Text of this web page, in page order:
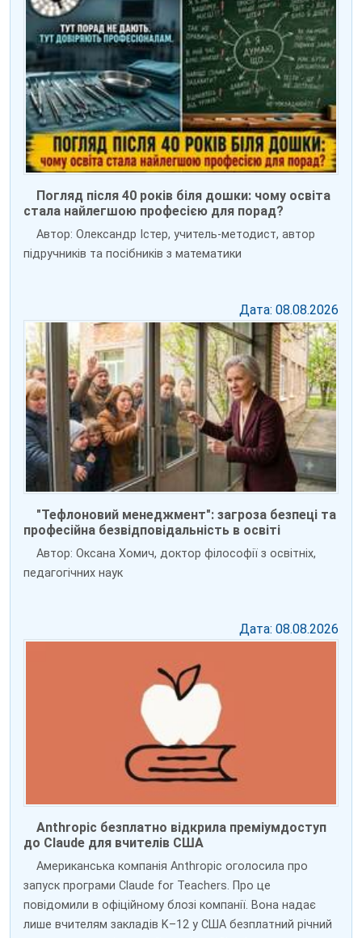
Погляд після 40 років біля дошки: чому освіта
стала найлегшою професією для порад?
Автор: Олександр Істер, учитель-методист, автор
підручників та посібників з математики
Дата: 08.08.2026
"Тефлоновий менеджмент": загроза безпеці та
професійна безвідповідальність в освіті
Автор: Оксана Хомич, доктор філософії з освітніх,
педагогічних наук
Дата: 08.08.2026
Anthropic безплатно відкрила преміумдоступ
до Claude для вчителів США
Американська компанія Anthropic оголосила про
запуск програми Claude for Teachers. Про це
повідомили в офіційному блозі компанії. Вона надає
лише вчителям закладів K–12 у США безплатний річний